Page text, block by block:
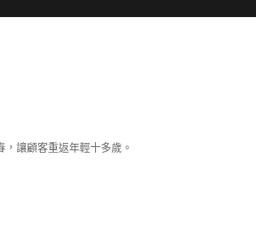
讓顧客重返年輕十多歲。